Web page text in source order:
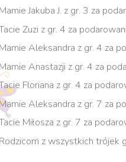
Mamie Jakuba J. z gr. 3 za
Zuzi z gr. 4 za
Mamie Aleksandra z gr. 4 za
Mamie Anastazji z gr. 4 za
Floriana z gr. 4 za
Mamie Aleksandra z gr. 7 za
Miłosza z gr. 7 za
Rodzicom z wszystkich trójek